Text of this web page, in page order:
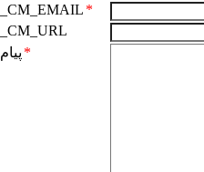
_CM_EMAIL *
_CM_URL
پیام *